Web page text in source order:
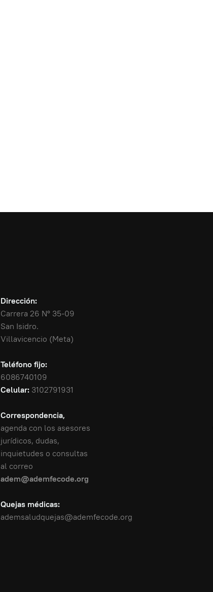
Dirección:
Carrera 26 N° 35-09
San Isidro.
Villavicencio (Meta)
Teléfono fijo:
6086740109
Celular: 3102791931
Correspondencia,
agenda con los asesores
jurídicos, dudas,
inquietudes o consultas
al correo
adem@ademfecode.org
Quejas médicas:
ademsaludquejas@ademfecode.org